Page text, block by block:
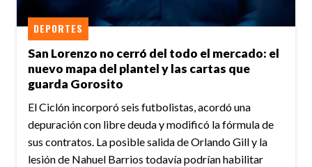
San Lorenzo no cerró del todo el mercado: el
nuevo mapa del plantel y las cartas que
guarda Gorosito
DEPORTES
El Ciclón incorporó seis futbolistas, acordó una
depuración con libre deuda y modificó la fórmula de
sus contratos. La posible salida de Orlando Gill y la
lesión de Nahuel Barrios todavía podrían habilitar